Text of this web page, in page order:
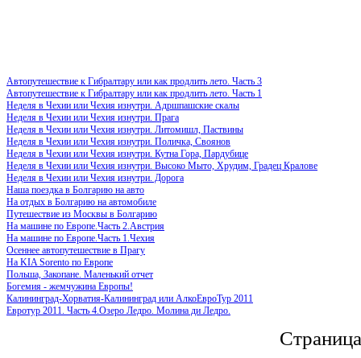
Автопутешествие к Гибралтару или как продлить лето. Часть 3
Автопутешествие к Гибралтару или как продлить лето. Часть 1
Неделя в Чехии или Чехия изнутри. Адршпашские скалы
Неделя в Чехии или Чехия изнутри. Прага
Неделя в Чехии или Чехия изнутри. Литомишл, Паствины
Неделя в Чехии или Чехия изнутри. Поличка, Своянов
Неделя в Чехии или Чехия изнутри. Кутна Гора, Пардубице
Неделя в Чехии или Чехия изнутри. Высоко Мыто, Хрудим, Градец Кралове
Неделя в Чехии или Чехия изнутри. Дорога
Наша поездка в Болгарию на авто
На отдых в Болгарию на автомобиле
Путешествие из Москвы в Болгарию
На машине по Европе.Часть 2.Австрия
На машине по Европе.Часть 1.Чехия
Осеннее автопутешествие в Прагу
На KIA Sorento по Европе
Польша, Закопане. Маленький отчет
Богемия - жемчужина Европы!
Калининград-Хорватия-Калининград или АлкоЕвроТур 2011
Евротур 2011. Часть 4.Озеро Ледро. Молина ди Ледро.